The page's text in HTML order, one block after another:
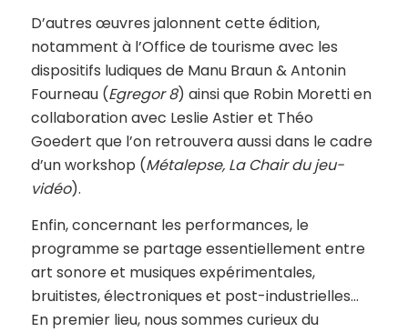
D’autres œuvres jalonnent cette édition,
notamment à l’Office de tourisme avec les
dispositifs ludiques de Manu Braun & Antonin
Fourneau (Egregor 8) ainsi que Robin Moretti en
collaboration avec Leslie Astier et Théo
Goedert que l’on retrouvera aussi dans le cadre
d’un workshop (Métalepse, La Chair du jeu-
vidéo).
Enfin, concernant les performances, le
programme se partage essentiellement entre
art sonore et musiques expérimentales,
bruitistes, électroniques et post-industrielles…
En premier lieu, nous sommes curieux du